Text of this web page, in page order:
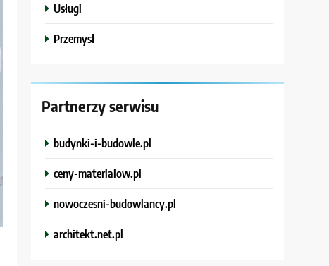
Usługi
Przemysł
Partnerzy serwisu
budynki-i-budowle.pl
ceny-materialow.pl
nowoczesni-budowlancy.pl
architekt.net.pl